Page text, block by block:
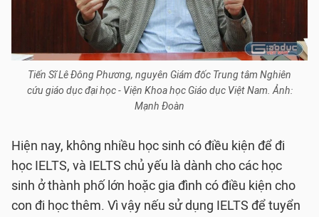
Tiến Sĩ Lê Đông Phương, nguyên Giám đốc Trung tâm Nghiên
cứu giáo dục đại học - Viện Khoa học Giáo dục Việt Nam. Ảnh:
Mạnh Đoàn
Hiện nay, không nhiều học sinh có điều kiện để đi
học IELTS, và IELTS chủ yếu là dành cho các học
sinh ở thành phố lớn hoặc gia đình có điều kiện cho
con đi học thêm. Vì vậy nếu sử dụng IELTS để tuyển